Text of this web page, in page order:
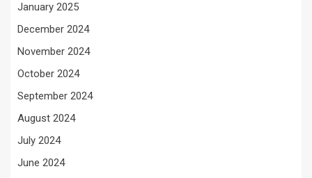
January 2025
December 2024
November 2024
October 2024
September 2024
August 2024
July 2024
June 2024